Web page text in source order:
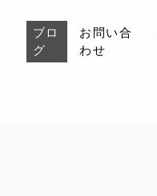
ブロ
グ
お問い合
わせ